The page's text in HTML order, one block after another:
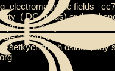
electromagnetic fields
(DCfields) or the
detekčnými
dokončenie prieskumu
troch osiach,